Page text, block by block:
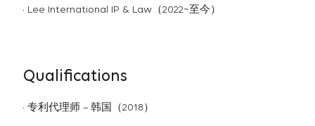
Lee International IP & Law（2022~至今）
Qualifications
专利代理师 – 韩国（2018）